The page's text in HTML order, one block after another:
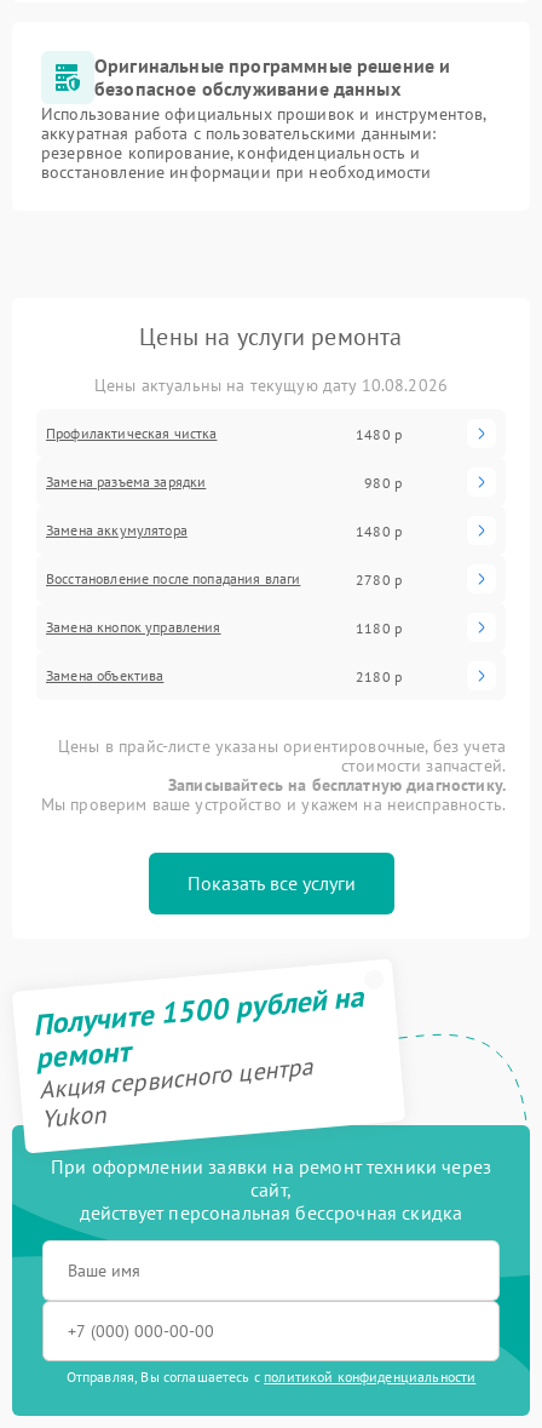
Оригинальные программные решение и
безопасное обслуживание данных
Использование официальных прошивок и инструментов,
аккуратная работа с пользовательскими данными:
резервное копирование, конфиденциальность и
восстановление информации при необходимости
Цены на услуги ремонта
Цены актуальны на текущую дату 10.08.2026
Профилактическая чистка 1480 р
Замена разъема зарядки 980 р
Замена аккумулятора 1480 р
Восстановление после попадания влаги 2780 р
Замена кнопок управления 1180 р
Замена объектива 2180 р
Цены в прайс-листе указаны ориентировочные, без учета
стоимости запчастей.
Записывайтесь на бесплатную диагностику.
Мы проверим ваше устройство и укажем на неисправность.
Показать все услуги
Получите 1500 рублей на
ремонт
Акция сервисного центра
Yukon
При оформлении заявки на ремонт техники через
сайт,
действует персональная бессрочная скидка
Отправляя, Вы соглашаетесь с политикой конфиденциальности